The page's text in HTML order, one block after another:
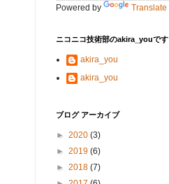
Powered by Translate
ニコニコ技術部のakira_youです
akira_you
akira_you
ブログ アーカイブ
► 2020 (3)
► 2019 (6)
► 2018 (7)